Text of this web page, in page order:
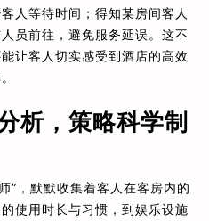
人等待时间；得知某房间客人
员前往，避免服务延误。这不
让客人切实感受到酒店的高效
析，策略科学制
”，默默收集着客人在客房内的
使用时长与习惯，到娱乐设施